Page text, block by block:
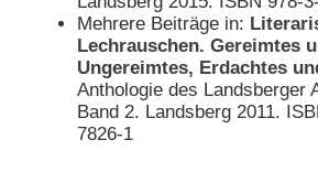
Mehrere Beiträge in:
Lechrauschen. Gereimtes
Ungereimtes, Erdachtes
Anthologie des Landsberger
Band 2. Landsberg 2011.
7826-1